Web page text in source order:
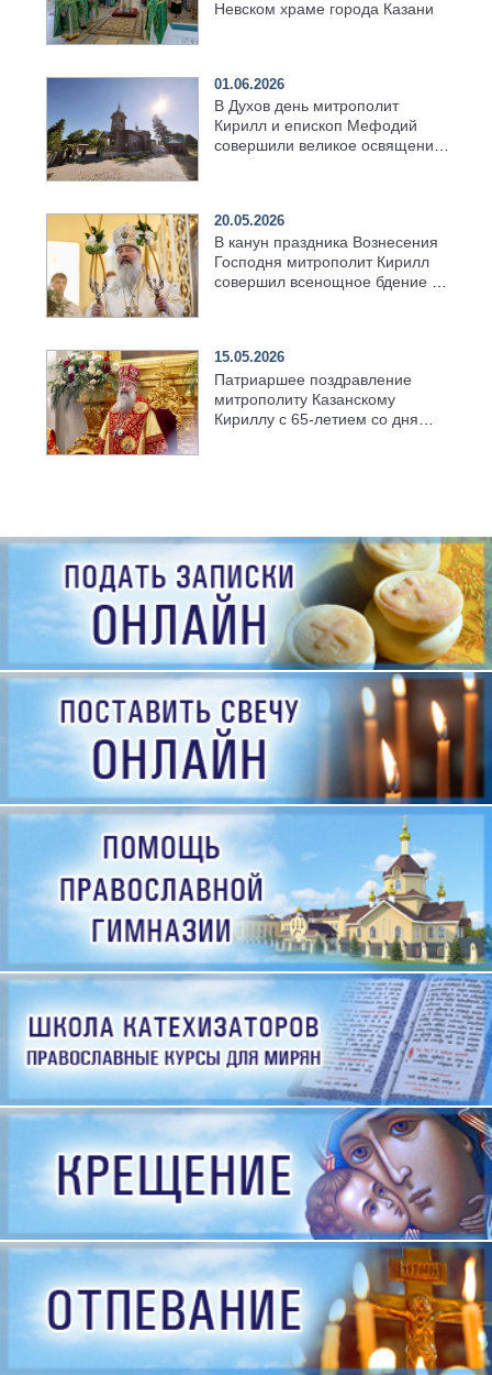
Невском храме города Казани
01.06.2026
В Духов день митрополит
Кирилл и епископ Мефодий
совершили великое освящение
20.05.2026
В канун праздника Вознесения
Господня митрополит Кирилл
совершил всенощное бдение в
15.05.2026
Патриаршее поздравление
митрополиту Казанскому
Кириллу с 65-летием со дня